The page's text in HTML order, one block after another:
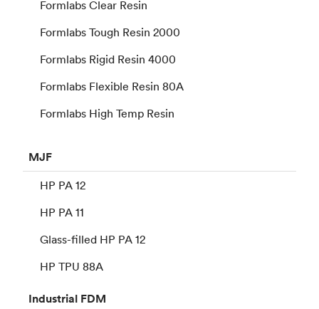
Formlabs Clear Resin
Formlabs Tough Resin 2000
Formlabs Rigid Resin 4000
Formlabs Flexible Resin 80A
Formlabs High Temp Resin
MJF
HP PA 12
HP PA 11
Glass-filled HP PA 12
HP TPU 88A
Industrial FDM